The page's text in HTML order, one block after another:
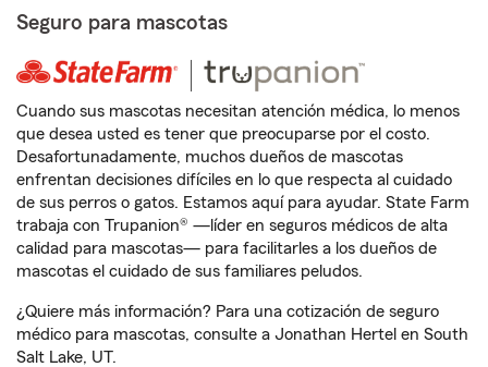
Seguro para mascotas
Cuando sus mascotas necesitan atención médica, lo menos
que desea usted es tener que preocuparse por el costo.
Desafortunadamente, muchos dueños de mascotas
enfrentan decisiones difíciles en lo que respecta al cuidado
de sus perros o gatos. Estamos aquí para ayudar. State Farm
trabaja con Trupanion® —líder en seguros médicos de alta
calidad para mascotas— para facilitarles a los dueños de
mascotas el cuidado de sus familiares peludos.
¿Quiere más información? Para una cotización de seguro
médico para mascotas, consulte a Jonathan Hertel en South
Salt Lake, UT.